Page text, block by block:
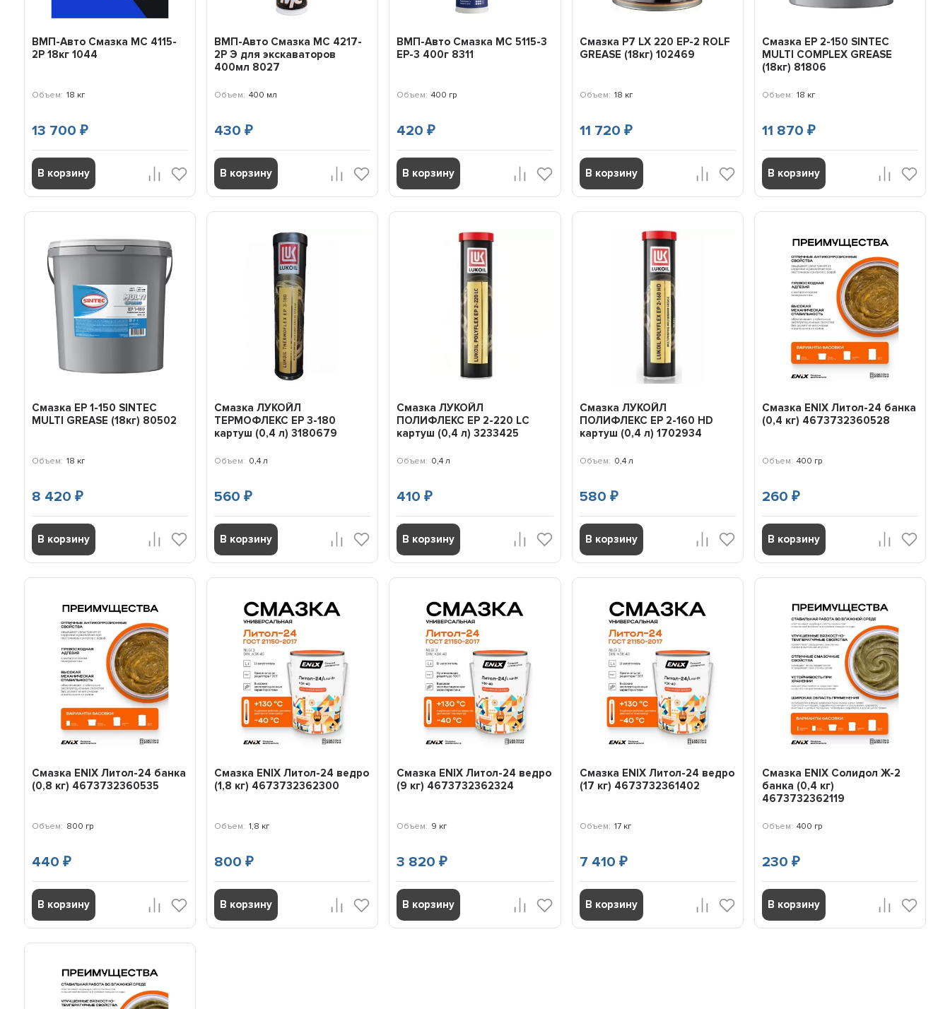
ВМП-Авто Смазка МС 4115-
2Р 18кг 1044
Объем: 18 кг
13 700₽
В корзину
ВМП-Авто Смазка МС 4217-
2P Э для экскаваторов
400мл 8027
Объем: 400 мл
430₽
В корзину
ВМП-Авто Смазка МС 5115-3
EP-3 400г 8311
Объем: 400 гр
420₽
В корзину
Смазка P7 LX 220 EP-2 ROLF
GREASE (18кг) 102469
Объем: 18 кг
11 720 ₽
В корзину
Смазка EP 2-150 SINTEC
MULTI COMPLEX GREASE
(18кг) 81806
Объем: 18 кг
11 870 ₽
В корзину
Смазка EP 1-150 SINTEC
MULTI GREASE (18кг) 80502
Объем: 18 кг
8 420₽
В корзину
Смазка ЛУКОЙЛ
ТЕРМОФЛЕКС EP 3-180
картуш (0,4 л) 3180679
Объем: 0,4 л
560₽
В корзину
Смазка ЛУКОЙЛ
ПОЛИФЛЕКС EP 2-220 LC
картуш (0,4 л) 3233425
Объем: 0,4 л
410₽
В корзину
Смазка ЛУКОЙЛ
ПОЛИФЛЕКС EP 2-160 HD
картуш (0,4 л) 1702934
Объем: 0,4 л
580 ₽
В корзину
Смазка ENIX Литол-24 банка
(0,4 кг) 4673732360528
Объем: 400 гр
260 ₽
В корзину
Смазка ENIX Литол-24 банка
(0,8 кг) 4673732360535
Объем: 800 гр
440₽
В корзину
Смазка ENIX Литол-24 ведро
(1,8 кг) 4673732362300
Объем: 1,8 кг
800₽
В корзину
Смазка ENIX Литол-24 ведро
(9 кг) 4673732362324
Объем: 9 кг
3 820₽
В корзину
Смазка ENIX Литол-24 ведро
(17 кг) 4673732361402
Объем: 17 кг
7 410 ₽
В корзину
Смазка ENIX Солидол Ж-2
банка (0,4 кг)
4673732362119
Объем: 400 гр
230 ₽
В корзину